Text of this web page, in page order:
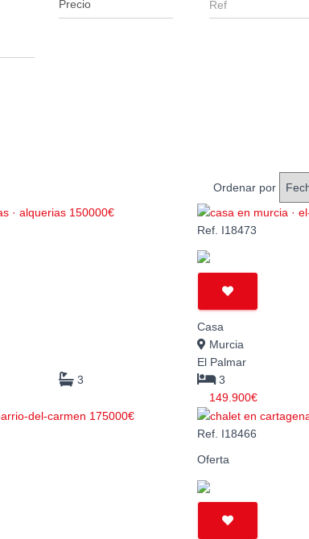
Ordenar por
3
Ref. I18473
Casa
Murcia
El Palmar
3
149.900€
Ref. I18466
Oferta